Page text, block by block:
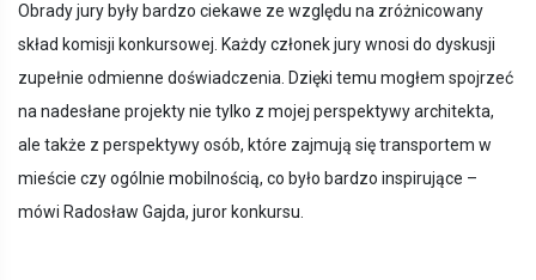
Obrady jury były bardzo ciekawe ze względu na zróżnicowany
skład komisji konkursowej. Każdy członek jury wnosi do dyskusji
zupełnie odmienne doświadczenia. Dzięki temu mogłem spojrzeć
na nadesłane projekty nie tylko z mojej perspektywy architekta,
ale także z perspektywy osób, które zajmują się transportem w
mieście czy ogólnie mobilnością, co było bardzo inspirujące –
mówi Radosław Gajda, juror konkursu.